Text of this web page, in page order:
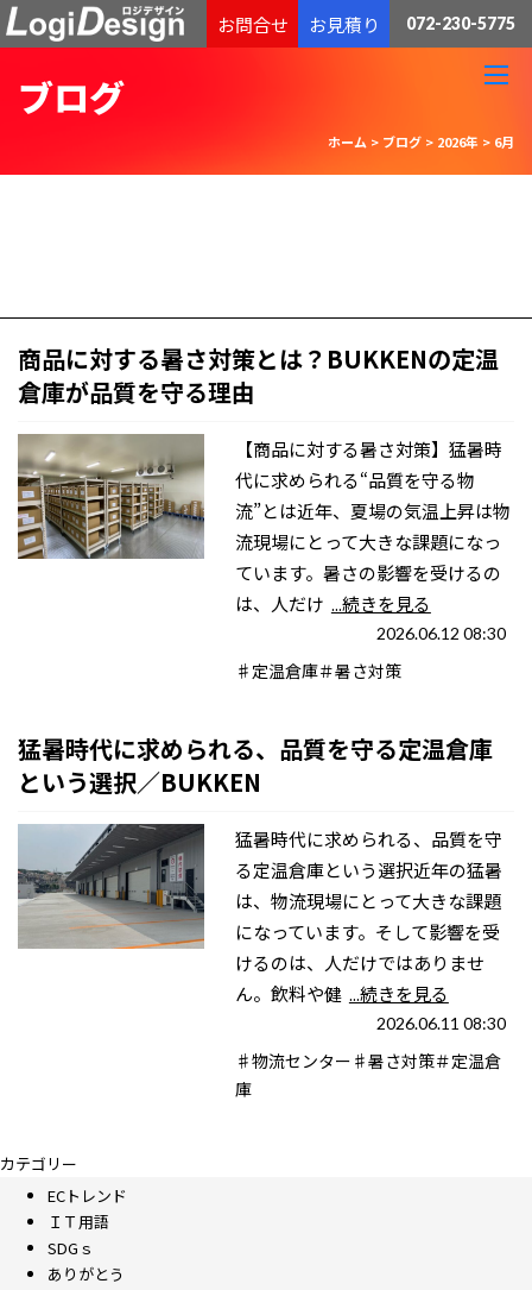
通販物流専門 低価格・発送代行のロジデザイン
お問合せ お見積り 072-230-5775
ブログ
ホーム > ブログ > 2026年 > 6月
商品に対する暑さ対策とは？BUKKENの定温
倉庫が品質を守る理由
【商品に対する暑さ対策】猛暑時
代に求められる“品質を守る物
流”とは近年、夏場の気温上昇は物
流現場にとって大きな課題になっ
ています。暑さの影響を受けるの
は、人だけ ...続きを見る
2026.06.12 08:30
♯定温倉庫＃暑さ対策
猛暑時代に求められる、品質を守る定温倉庫
という選択／BUKKEN
猛暑時代に求められる、品質を守
る定温倉庫という選択近年の猛暑
は、物流現場にとって大きな課題
になっています。そして影響を受
けるのは、人だけではありませ
ん。飲料や健 ...続きを見る
2026.06.11 08:30
♯物流センター♯暑さ対策＃定温倉
庫
カテゴリー
ECトレンド
ＩＴ用語
SDGｓ
ありがとう